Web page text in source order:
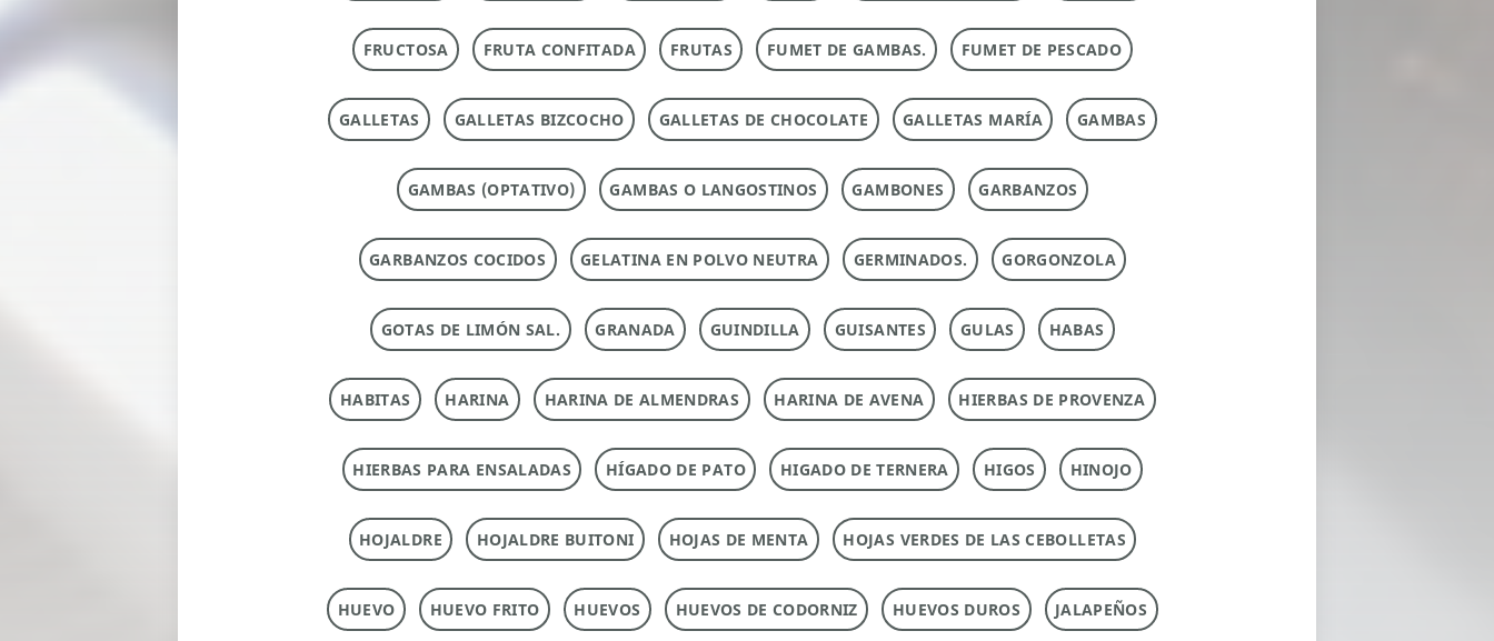
FRUCTOSA FRUTA CONFITADA FRUTAS FUMET DE GAMBAS. FUMET DE PESCADO
GALLETAS GALLETAS BIZCOCHO GALLETAS DE CHOCOLATE GALLETAS MARÍA GAMBAS
GAMBAS (OPTATIVO) GAMBAS O LANGOSTINOS GAMBONES GARBANZOS
GARBANZOS COCIDOS GELATINA EN POLVO NEUTRA GERMINADOS. GORGONZOLA
GOTAS DE LIMÓN SAL. GRANADA GUINDILLA GUISANTES GULAS HABAS
HABITAS HARINA HARINA DE ALMENDRAS HARINA DE AVENA HIERBAS DE PROVENZA
HIERBAS PARA ENSALADAS HÍGADO DE PATO HIGADO DE TERNERA HIGOS HINOJO
HOJALDRE HOJALDRE BUITONI HOJAS DE MENTA HOJAS VERDES DE LAS CEBOLLETAS
HUEVO HUEVO FRITO HUEVOS HUEVOS DE CODORNIZ HUEVOS DUROS JALAPEÑOS